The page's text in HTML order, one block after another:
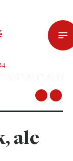
ale